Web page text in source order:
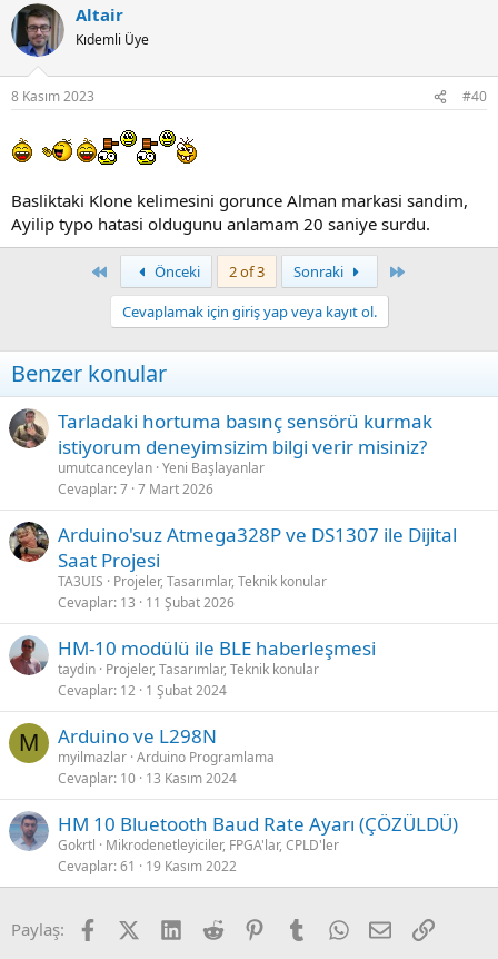
Altair
Kıdemli Üye
8 Kasım 2023 #40
Basliktaki Klone kelimesini gorunce Alman markasi sandim,
Ayilip typo hatasi oldugunu anlamam 20 saniye surdu.
Önceki 2 of 3 Sonraki
Cevaplamak için giriş yap veya kayıt ol.
Benzer konular
Tarladaki hortuma basınç sensörü kurmak
istiyorum deneyimsizim bilgi verir misiniz?
umutcanceylan Yeni Başlayanlar
Cevaplar 7 7 Mart 2026
Arduino'suz Atmega328P ve DS1307 ile Dijital
Saat Projesi
TA3UIS
Projeler, Tasarımlar, Teknik konular
Cevaplar 13 11 Şubat 2026
HM-10 modülü ile BLE haberleşmesi
taydin Projeler, Tasarımlar, Teknik konular
Cevaplar 12 1 Şubat 2024
M Arduino ve L298N
myilmazlar Arduino Programlama
Cevaplar 10 13 Kasım 2024
HM 10 Bluetooth Baud Rate Ayarı (ÇÖZÜLDÜ)
Gokrtl
Mikrodenetleyiciler, FPGA'lar, CPLD'ler
Cevaplar 61 19 Kasım 2022
Paylaş: FacebookX (Twitter)
LinkedIn
Reddit PinterestTumblrWhatsApp
E-postaLink